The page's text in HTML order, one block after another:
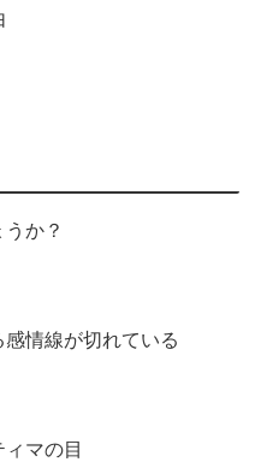
か？
情線が切れている
マの目